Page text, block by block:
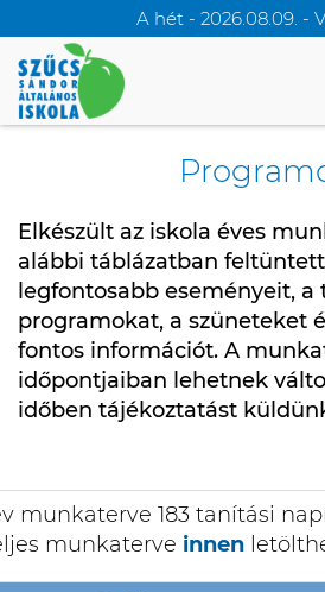
A hét - 2026.08.09. -
Elkészült az iskola éves
alábbi táblázatban
legfontosabb eseményeit, a
programokat, a szüneteket
fontos információt. A
időpontjaiban lehetnek
időben tájékoztatást
munkaterve 183 tanítási
munkaterve innen